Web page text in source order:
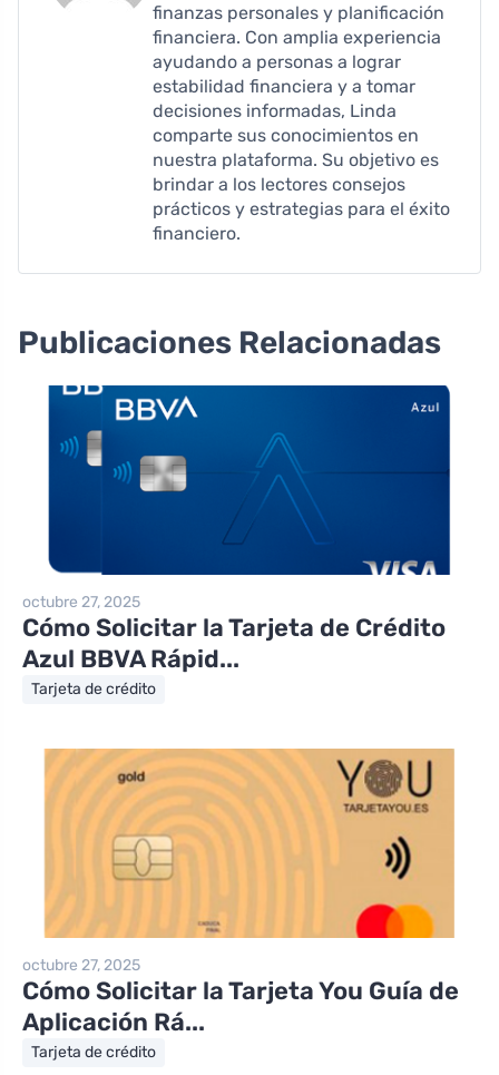
finanzas personales y planificación
financiera. Con amplia experiencia
ayudando a personas a lograr
estabilidad financiera y a tomar
decisiones informadas, Linda
comparte sus conocimientos en
nuestra plataforma. Su objetivo es
brindar a los lectores consejos
prácticos y estrategias para el éxito
financiero.
Publicaciones Relacionadas
octubre 27, 2025
Cómo Solicitar la Tarjeta de Crédito
Azul BBVA Rápid...
Tarjeta de crédito
octubre 27, 2025
Cómo Solicitar la Tarjeta You Guía de
Aplicación Rá...
Tarjeta de crédito